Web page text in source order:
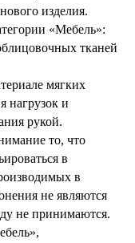
изделия.
«Мебель»:
тканей
мягких
нагрузок и
рукой.
то, что
в
в
не являются
не принимаются.